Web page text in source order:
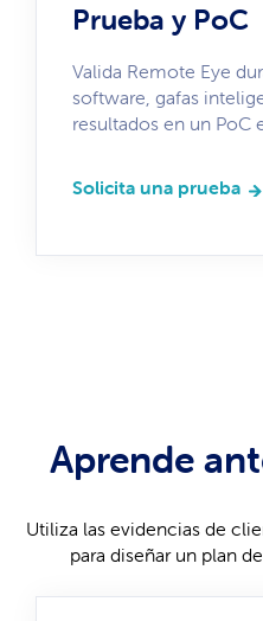
Prueba y PoC
Valida Remote Eye
software, gafas
resultados en un PoC
Solicita una prueba
Aprende
Utiliza las evidencias de
para diseñar un plan